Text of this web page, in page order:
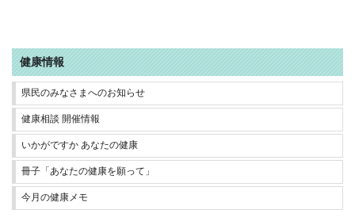
健康情報
県民のみなさまへのお知らせ
健康相談 開催情報
いかがですか あなたの健康
冊子「あなたの健康を願って」
今月の健康メモ